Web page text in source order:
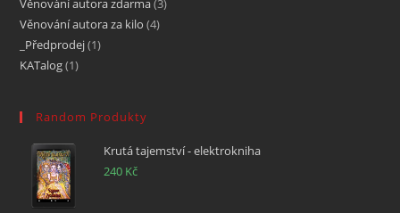
Věnování autora zdarma 3
Věnování autora za kilo 4
_Předprodej 1
KATalog 1
Random Produkty
Krutá tajemství - elektrokniha
240 Kč